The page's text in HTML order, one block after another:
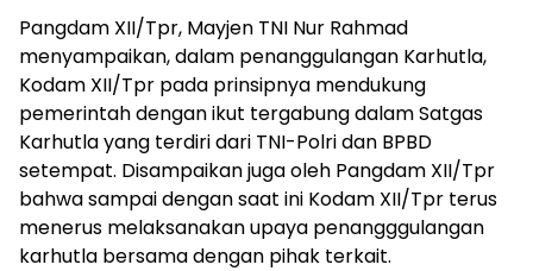
Pangdam XII/Tpr, Mayjen TNI Nur Rahmad
menyampaikan, dalam penanggulangan Karhutla,
Kodam XII/Tpr pada prinsipnya mendukung
pemerintah dengan ikut tergabung dalam Satgas
Karhutla yang terdiri dari TNI-Polri dan BPBD
setempat. Disampaikan juga oleh Pangdam XII/Tpr
bahwa sampai dengan saat ini Kodam XII/Tpr terus
menerus melaksanakan upaya penangggulangan
karhutla bersama dengan pihak terkait.